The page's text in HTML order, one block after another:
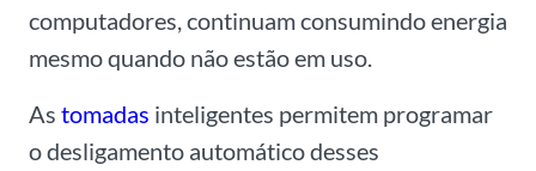
computadores, continuam consumindo energia
mesmo quando não estão em uso.
As tomadas inteligentes permitem programar
o desligamento automático desses